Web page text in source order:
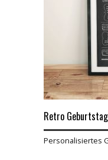
Retro
Personalisiertes